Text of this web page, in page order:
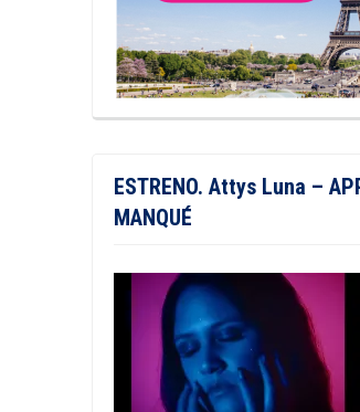
ESTRENO. Attys Luna –
MANQUÉ